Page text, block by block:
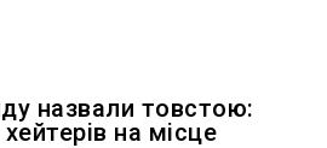
назвали товстою:
на місце